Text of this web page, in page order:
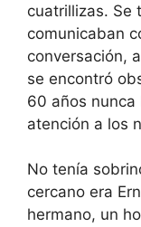
cuatrillizas. Se
comunicaban
conversación,
se encontró
60 años
atención a los
No tenía
cercano era
hermano, un